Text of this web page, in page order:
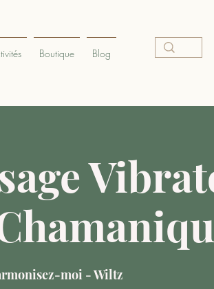
Boutique Blog
moi - Wiltz